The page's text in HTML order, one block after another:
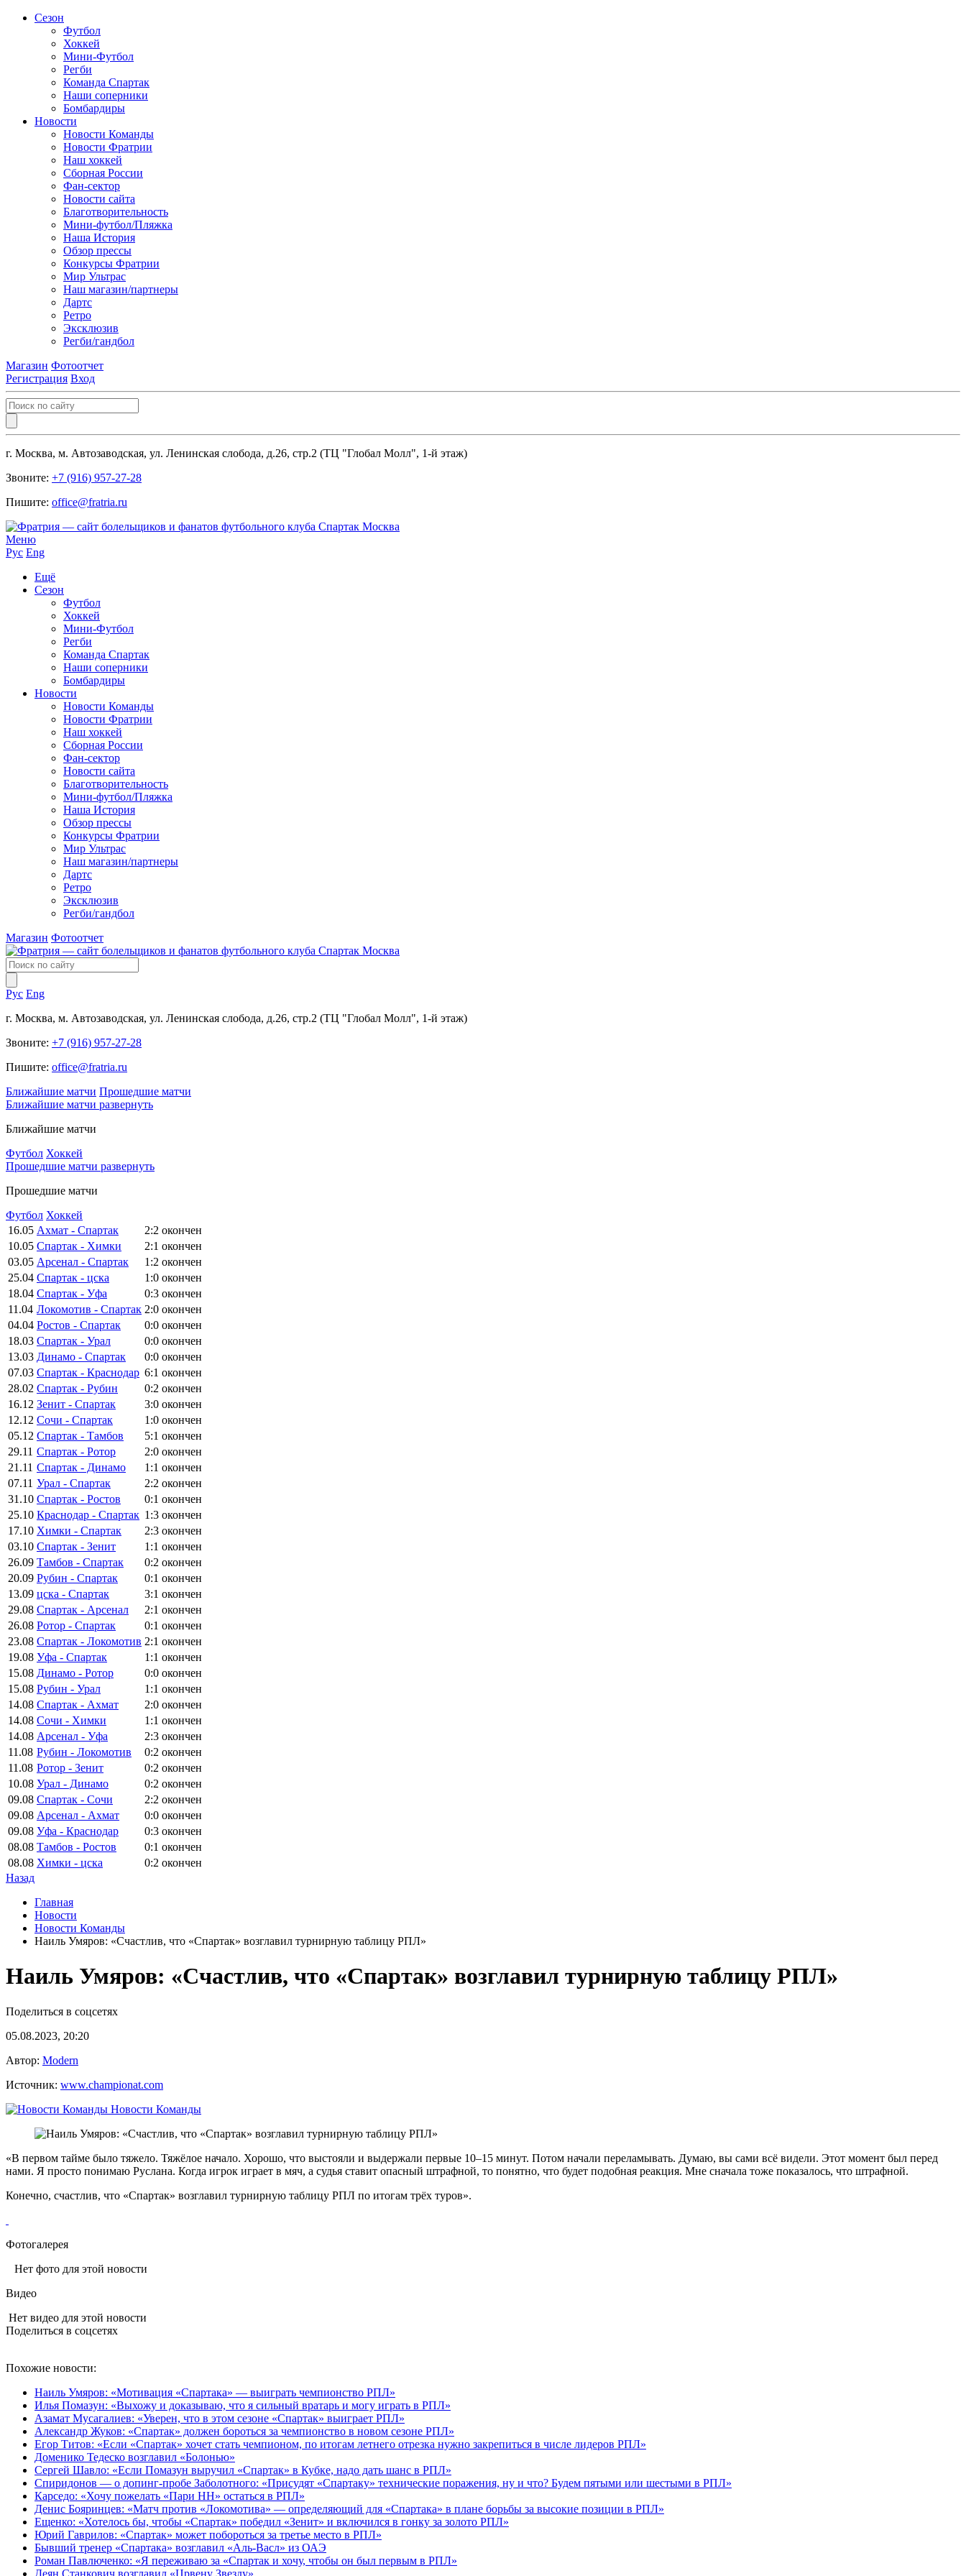
Сезон
Футбол
Хоккей
Мини-Футбол
Регби
Команда Спартак
Наши соперники
Бомбардиры
Новости
Новости Команды
Новости Фратрии
Наш хоккей
Сборная России
Фан-cектор
Новости сайта
Благотворительность
Мини-футбол/Пляжка
Наша История
Обзор прессы
Конкурсы Фратрии
Мир Ультрас
Наш магазин/партнеры
Дартс
Ретро
Эксклюзив
Регби/гандбол
Магазин Фотоотчет
Регистрация Вход
г. Москва, м. Автозаводская, ул. Ленинская слобода, д.26, стр.2 (ТЦ "Глобал Молл", 1-й этаж)
Звоните: +7 (916) 957-27-28
Пишите: office@fratria.ru
Меню
Рус Eng
Ещё
Сезон
Футбол
Хоккей
Мини-Футбол
Регби
Команда Спартак
Наши соперники
Бомбардиры
Новости
Новости Команды
Новости Фратрии
Наш хоккей
Сборная России
Фан-cектор
Новости сайта
Благотворительность
Мини-футбол/Пляжка
Наша История
Обзор прессы
Конкурсы Фратрии
Мир Ультрас
Наш магазин/партнеры
Дартс
Ретро
Эксклюзив
Регби/гандбол
Магазин Фотоотчет
Рус Eng
г. Москва, м. Автозаводская, ул. Ленинская слобода, д.26, стр.2 (ТЦ "Глобал Молл", 1-й этаж)
Звоните: +7 (916) 957-27-28
Пишите: office@fratria.ru
Ближайшие матчи Прошедшие матчи
Ближайшие матчи развернуть
Ближайшие матчи
Футбол Хоккей
Прошедшие матчи развернуть
Прошедшие матчи
Футбол Хоккей
16.05 Ахмат - Спартак 2:2 окончен
10.05 Спартак - Химки 2:1 окончен
03.05 Арсенал - Спартак 1:2 окончен
25.04 Спартак - цска 1:0 окончен
18.04 Спартак - Уфа 0:3 окончен
11.04 Локомотив - Спартак 2:0 окончен
04.04 Ростов - Спартак 0:0 окончен
18.03 Спартак - Урал 0:0 окончен
13.03 Динамо - Спартак 0:0 окончен
07.03 Спартак - Краснодар 6:1 окончен
28.02 Спартак - Рубин 0:2 окончен
16.12 Зенит - Спартак 3:0 окончен
12.12 Сочи - Спартак 1:0 окончен
05.12 Спартак - Тамбов 5:1 окончен
29.11 Спартак - Ротор 2:0 окончен
21.11 Спартак - Динамо 1:1 окончен
07.11 Урал - Спартак 2:2 окончен
31.10 Спартак - Ростов 0:1 окончен
25.10 Краснодар - Спартак 1:3 окончен
17.10 Химки - Спартак 2:3 окончен
03.10 Спартак - Зенит 1:1 окончен
26.09 Тамбов - Спартак 0:2 окончен
20.09 Рубин - Спартак 0:1 окончен
13.09 цска - Спартак 3:1 окончен
29.08 Спартак - Арсенал 2:1 окончен
26.08 Ротор - Спартак 0:1 окончен
23.08 Спартак - Локомотив 2:1 окончен
19.08 Уфа - Спартак 1:1 окончен
15.08 Динамо - Ротор 0:0 окончен
15.08 Рубин - Урал 1:1 окончен
14.08 Спартак - Ахмат 2:0 окончен
14.08 Сочи - Химки 1:1 окончен
14.08 Арсенал - Уфа 2:3 окончен
11.08 Рубин - Локомотив 0:2 окончен
11.08 Ротор - Зенит 0:2 окончен
10.08 Урал - Динамо 0:2 окончен
09.08 Спартак - Сочи 2:2 окончен
09.08 Арсенал - Ахмат 0:0 окончен
09.08 Уфа - Краснодар 0:3 окончен
08.08 Тамбов - Ростов 0:1 окончен
08.08 Химки - цска 0:2 окончен
Назад
Главная
Новости
Новости Команды
Наиль Умяров: «Счастлив, что «Спартак» возглавил турнирную таблицу РПЛ»
Наиль Умяров: «Счастлив, что «Спартак» возглавил турнирную таблицу РПЛ»
Поделиться в соцсетях
05.08.2023, 20:20
Автор: Modern
Источник: www.championat.com
Новости Команды
«В первом тайме было тяжело. Тяжёлое начало. Хорошо, что выстояли и выдержали первые 10–15 минут. Потом начали переламывать. Думаю, вы сами всё видели. Этот момент был перед
нами. Я просто понимаю Руслана. Когда игрок играет в мяч, а судья ставит опасный штрафной, то понятно, что будет подобная реакция. Мне сначала тоже показалось, что штрафной.
Конечно, счастлив, что «Спартак» возглавил турнирную таблицу РПЛ по итогам трёх туров».
Фотогалерея
Нет фото для этой новости
Видео
Нет видео для этой новости
Поделиться в соцсетях
Похожие новости:
Наиль Умяров: «Мотивация «Спартака» — выиграть чемпионство РПЛ»
Илья Помазун: «Выхожу и доказываю, что я сильный вратарь и могу играть в РПЛ»
Азамат Мусагалиев: «Уверен, что в этом сезоне «Спартак» выиграет РПЛ»
Александр Жуков: «Спартак» должен бороться за чемпионство в новом сезоне РПЛ»
Егор Титов: «Если «Спартак» хочет стать чемпионом, по итогам летнего отрезка нужно закрепиться в числе лидеров РПЛ»
Доменико Тедеско возглавил «Болонью»
Сергей Шавло: «Если Помазун выручил «Спартак» в Кубке, надо дать шанс в РПЛ»
Спиридонов — о допинг‑пробе Заболотного: «Присудят «Спартаку» технические поражения, ну и что? Будем пятыми или шестыми в РПЛ»
Карседо: «Хочу пожелать «Пари НН» остаться в РПЛ»
Денис Бояринцев: «Матч против «Локомотива» — определяющий для «Спартака» в плане борьбы за высокие позиции в РПЛ»
Ещенко: «Хотелось бы, чтобы «Спартак» победил «Зенит» и включился в гонку за золото РПЛ»
Юрий Гаврилов: «Спартак» может побороться за третье место в РПЛ»
Бывший тренер «Спартака» возглавил «Аль-Васл» из ОАЭ
Роман Павлюченко: «Я переживаю за «Спартак и хочу, чтобы он был первым в РПЛ»
Деян Станкович возглавил «Црвену Звезду»